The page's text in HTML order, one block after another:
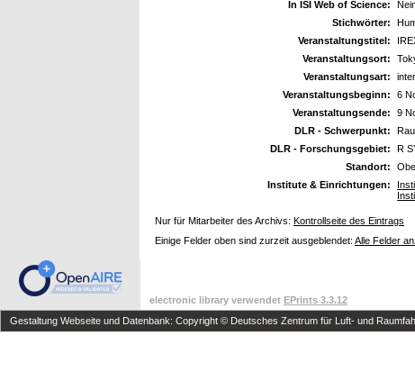
In ISI Web of Science:
Stichwörter:
Veranstaltungstitel:
Veranstaltungsort:
Veranstaltungsart:
Veranstaltungsbeginn:
6
Veranstaltungsende:
9
DLR - Schwerpunkt:
DLR - Forschungsgebiet:
R
Standort:
Institute & Einrichtungen:
Nur für Mitarbeiter des Archivs: Kontrollseite des Eintrags
Einige Felder oben sind zurzeit ausgeblendet: Alle Felder
electronic library verwendet EPrints 3.3.12
Gestaltung Webseite und Datenbank: Copyright © Deutsches Zentrum für Luft- und